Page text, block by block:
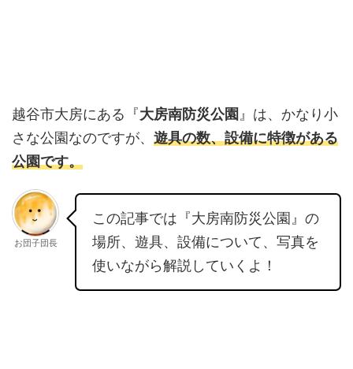
越谷市大房にある『大房南防災公園 』は、かなり小
さな公園なのですが、 遊具の数、設備に特徴がある
公園です。
お団子団長
この記事では『大房南防災公園』の
場所、遊具、設備について、写真を
使いながら解説していくよ！